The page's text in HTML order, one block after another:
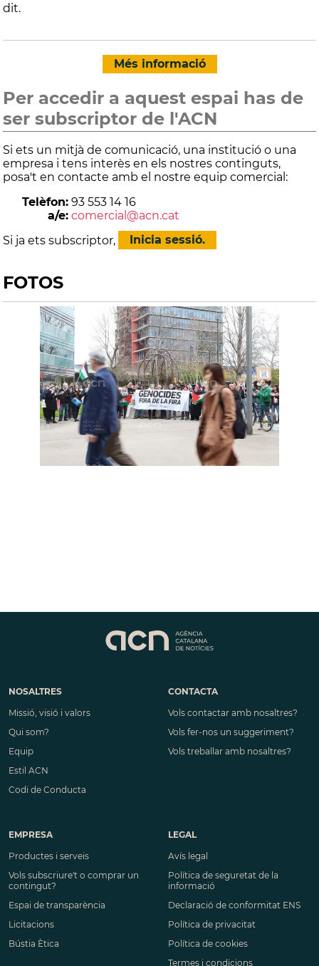
dit.
Més informació
Per accedir a aquest espai has de
ser subscriptor de l'ACN
Si ets un mitjà de comunicació, una institució o una
empresa i tens interès en els nostres continguts,
posa't en contacte amb el nostre equip comercial:
Telèfon: 93 553 14 16
a/e: comercial@acn.cat
Si ja ets subscriptor,
Inicia sessió.
FOTOS
NOSALTRES
Missió, visió i valors
Qui som?
Equip
Estil ACN
Codi de Conducta
CONTACTA
Vols contactar amb nosaltres?
Vols fer-nos un suggeriment?
Vols treballar amb nosaltres?
EMPRESA
Productes i serveis
Vols subscriure't o comprar un
contingut?
Espai de transparència
Licitacions
Bústia Ètica
LEGAL
Avís legal
Política de seguretat de la
informació
Declaració de conformitat ENS
Política de privacitat
Política de cookies
Termes i condicions